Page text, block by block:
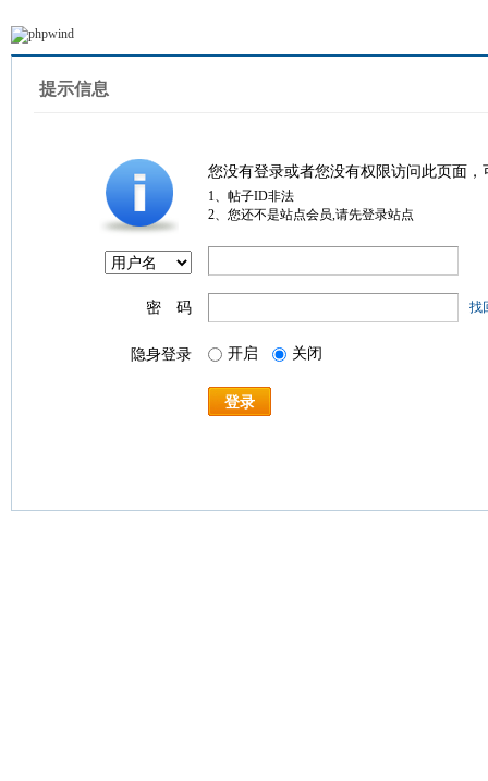
提示信息
您没有登录或者您没有权限访问此页面
1、帖子ID非法
2、您还不是站点会员,请先登录站点
密 码 找
隐身登录 开启 关闭
登录